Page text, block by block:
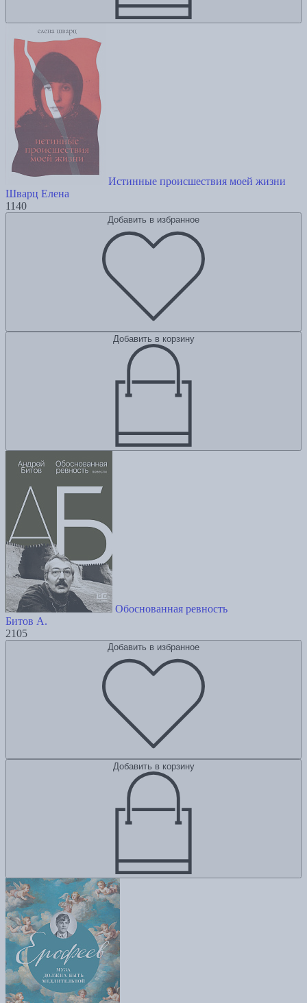
Истинные происшествия моей жизни
Шварц Елена
1140
Добавить в избранное
Добавить в корзину
Обоснованная ревность
Битов А.
2105
Добавить в избранное
Добавить в корзину